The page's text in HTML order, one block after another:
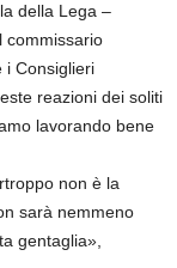
della Lega –
commissario
i Consiglieri
reazioni dei soliti
lavorando bene
non è la
sarà nemmeno
gentaglia»,